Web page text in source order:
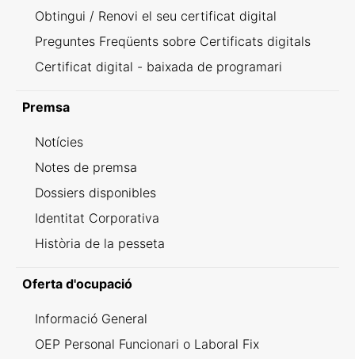
Obtingui / Renovi el seu certificat digital
Preguntes Freqüents sobre Certificats digitals
Certificat digital - baixada de programari
Premsa
Notícies
Notes de premsa
Dossiers disponibles
Identitat Corporativa
Història de la pesseta
Oferta d'ocupació
Informació General
OEP Personal Funcionari o Laboral Fix